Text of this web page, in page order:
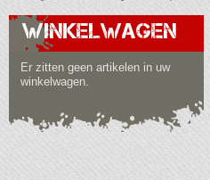
WINKELWAGEN
Er zitten geen artikelen in uw
winkelwagen.